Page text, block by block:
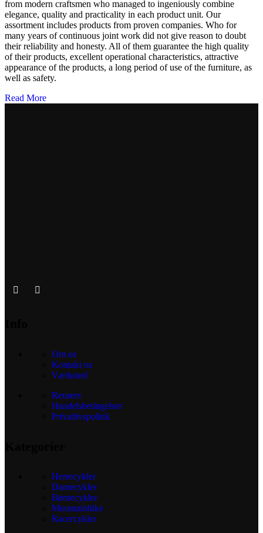
from modern craftsmen who managed to ingeniously combine
elegance, quality and practicality in each product unit. Our
assortment includes products from proven companies. Who for
many years of continuous joint work did not give reason to doubt
their reliability and honesty. All of them guarantee the high quality
of their products, excellent operational characteristics, attractive
appearance of the products, a long period of use of the furniture, as
well as safety.
Read More
Om os
Kontakt os
Værksted
Reusers
Handelsbetingelser
Privatlivspolitik
Herrecykler
Damecykler
Børnecykler
Mountainbike
Racercykler